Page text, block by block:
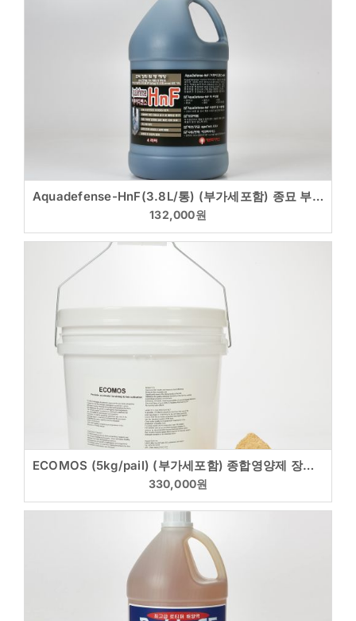
Aquadefense-HnF(3.8L/통) (부가세포함) 종묘 부화장 필수 종합 미네랄 면역력 향상
132,000원
ECOMOS (5kg/pail) (부가세포함) 종합영양제 장기능개선 성장촉진
330,000원